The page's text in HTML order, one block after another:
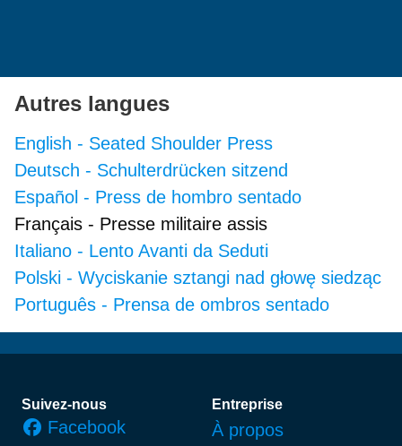
Autres langues
English - Seated Shoulder Press
Deutsch - Schulterdrücken sitzend
Español - Press de hombro sentado
Français - Presse militaire assis
Italiano - Lento Avanti da Seduti
Polski - Wyciskanie sztangi nad głowę siedząc
Português - Prensa de ombros sentado
Pied de page
Suivez-nous
Facebook
Entreprise
À propos